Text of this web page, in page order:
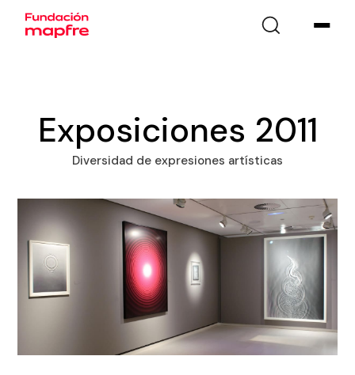
Exposiciones 2011
Diversidad de expresiones artísticas